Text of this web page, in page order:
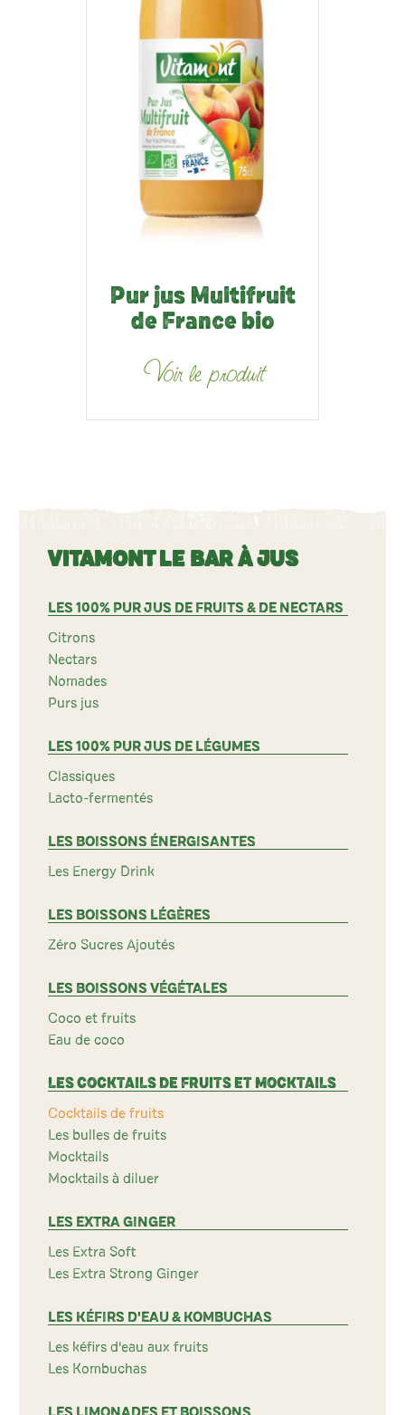
Pur jus Multifruit
de France bio
Voir le produit
VITAMONT LE BAR À JUS
LES 100% PUR JUS DE FRUITS & DE NECTARS
Citrons
Nectars
Nomades
Purs jus
LES 100% PUR JUS DE LÉGUMES
Classiques
Lacto-fermentés
LES BOISSONS ÉNERGISANTES
Les Energy Drink
LES BOISSONS LÉGÈRES
Zéro Sucres Ajoutés
LES BOISSONS VÉGÉTALES
Coco et fruits
Eau de coco
LES COCKTAILS DE FRUITS ET MOCKTAILS
Cocktails de fruits
Les bulles de fruits
Mocktails
Mocktails à diluer
LES EXTRA GINGER
Les Extra Soft
Les Extra Strong Ginger
LES KÉFIRS D'EAU & KOMBUCHAS
Les kéfirs d'eau aux fruits
Les Kombuchas